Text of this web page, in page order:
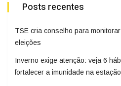
Posts recentes
TSE cria conselho para
eleições
Inverno exige atenção: veja 6
fortalecer a imunidade na